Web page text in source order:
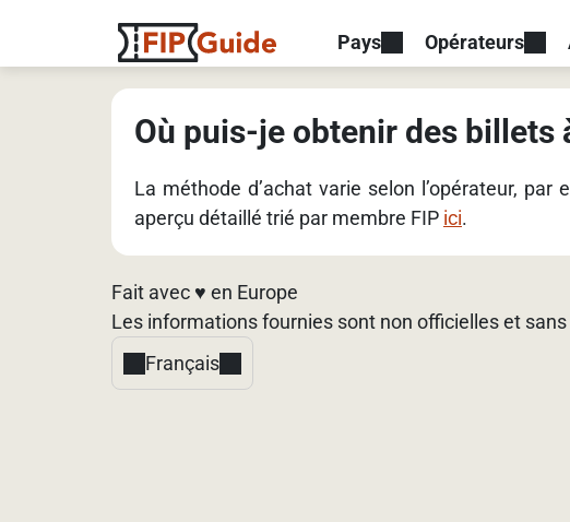
Pays Opérateurs
Où puis-je obtenir des billets
La méthode d’achat varie selon l’opérateur,
aperçu détaillé trié par membre FIP ici.
Fait avec ♥️ en Europe
Les informations fournies sont non officielles et
Français